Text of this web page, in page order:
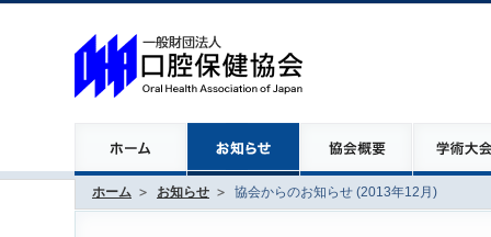
ホーム お知らせ 協会からのお知らせ (2013年12月)